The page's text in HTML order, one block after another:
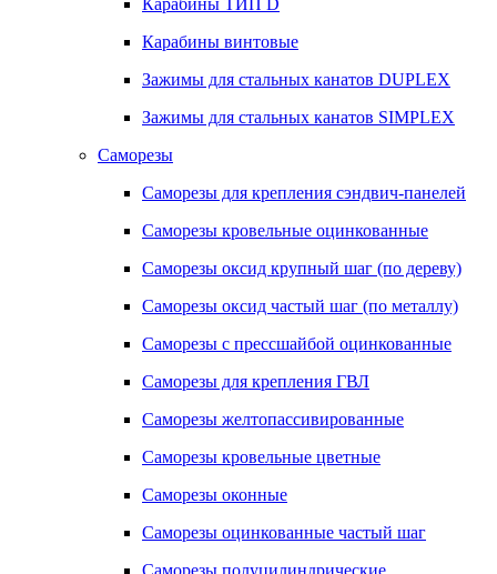
Карабины ТИП D
Карабины винтовые
Зажимы для стальных канатов DUPLEX
Зажимы для стальных канатов SIMPLEX
Саморезы
Саморезы для крепления сэндвич-панелей
Саморезы кровельные оцинкованные
Саморезы оксид крупный шаг (по дереву)
Саморезы оксид частый шаг (по металлу)
Саморезы с прессшайбой оцинкованные
Саморезы для крепления ГВЛ
Саморезы желтопассивированные
Саморезы кровельные цветные
Саморезы оконные
Саморезы оцинкованные частый шаг
Саморезы полуцилиндрические